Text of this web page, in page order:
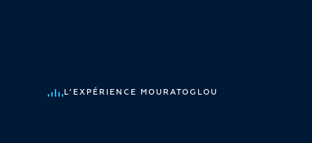
L’EXPÉRIENCE MOURATOGLOU